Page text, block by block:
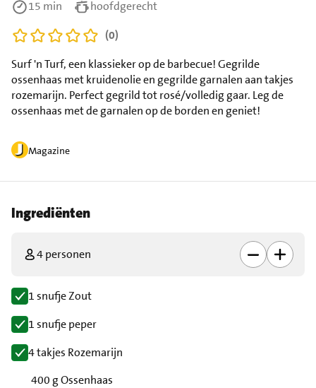
Magazine
Surf 'n Turf, een klassieker op de barbecue! Gegrilde
ossenhaas met kruidenolie en gegrilde garnalen aan takjes
rozemarijn. Perfect gegrild tot rosé/volledig gaar. Leg de
ossenhaas met de garnalen op de borden en geniet!
15 min
hoofdgerecht
(0)
Ingrediënten
4 personen
1 snufje Zout
1 snufje peper
4 takjes Rozemarijn
400 g Ossenhaas